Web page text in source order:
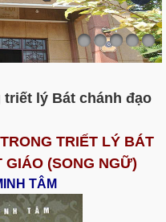
lý Bát chánh đạo
TRIẾT LÝ BÁT
(SONG NGỮ)
TÂM